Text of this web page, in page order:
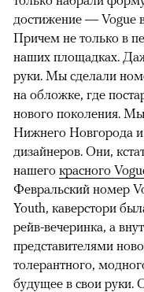
достижение — Vogue
Причем не только в
наших площадках.
руки. Мы сделали
на обложке, где
нового поколения.
Нижнего Новгорода
дизайнеров. Они,
нашего красного
Февральский номер
Youth, каверстори
рейв-вечеринка, а
представителями
толерантного,
будущее в свои руки.